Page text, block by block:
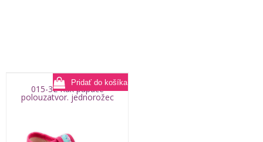
015-3E Rak papuče
polouzatvor. jednorožec